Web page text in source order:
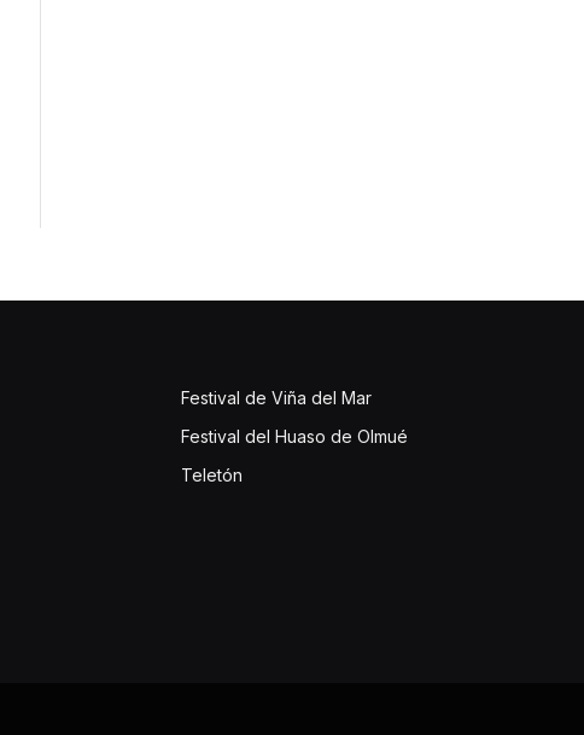
Festival de Viña del Mar
Festival del Huaso de Olmué
Teletón